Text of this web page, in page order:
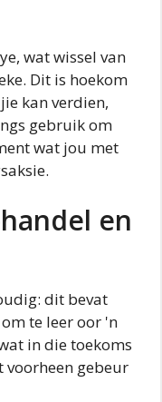
wat wissel van
Dit is hoekom
kan verdien,
gebruik om
wat jou met
en
dit bevat
te leer oor 'n
in die toekoms
voorheen gebeur